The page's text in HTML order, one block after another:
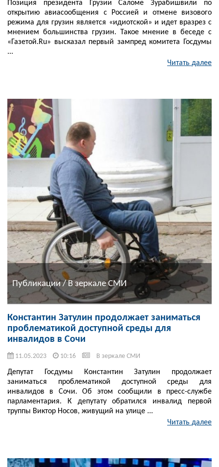
Позиция президента Грузии Саломе Зурабишвили по
открытию авиасообщения с Россией и отмене визового
режима для грузин является «идиотской» и идет вразрез с
мнением большинства грузин. Такое мнение в беседе с
«Газетой.Ru» высказал первый зампред комитета Госдумы
...
Читать далее
Публикации / В зеркале СМИ
Константин Затулин продолжает заниматься
проблематикой доступной среды для
инвалидов в Сочи
11.05.2023 10:16 В зеркале СМИ
Депутат Госдумы Константин Затулин продолжает
заниматься проблематикой доступной среды для
инвалидов в Сочи. Об этом сообщили в пресс-службе
парламентария. К депутату обратился инвалид первой
труппы Виктор Носов, живущий на улице ...
Читать далее